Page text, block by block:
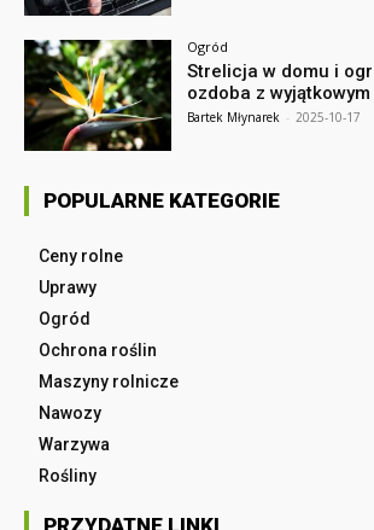
Ogród
Strelicja w domu i
ozdoba z
Bartek Młynarek - 2025-10-17
POPULARNE KATEGORIE
Ceny rolne
Uprawy
Ogród
Ochrona roślin
Maszyny rolnicze
Nawozy
Warzywa
Rośliny
PRZYDATNE LINKI